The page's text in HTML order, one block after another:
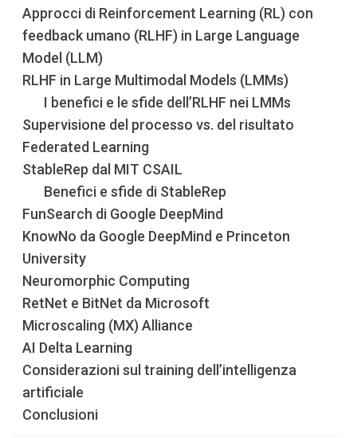
Approcci di Reinforcement Learning (RL) con
feedback umano (RLHF) in Large Language
Model (LLM)
RLHF in Large Multimodal Models (LMMs)
I benefici e le sfide dell’RLHF nei LMMs
Supervisione del processo vs. del risultato
Federated Learning
StableRep dal MIT CSAIL
Benefici e sfide di StableRep
FunSearch di Google DeepMind
KnowNo da Google DeepMind e Princeton
University
Neuromorphic Computing
RetNet e BitNet da Microsoft
Microscaling (MX) Alliance
AI Delta Learning
Considerazioni sul training dell’intelligenza
artificiale
Conclusioni